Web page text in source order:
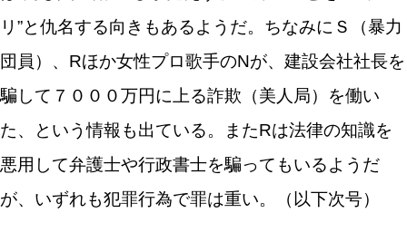
リ”と仇名する向きもあるようだ。ちなみにＳ（暴力
団員）、Rほか女性プロ歌手のNが、建設会社社長を
騙して７０００万円に上る詐欺（美人局）を働い
た、という情報も出ている。またRは法律の知識を
悪用して弁護士や行政書士を騙ってもいるようだ
が、いずれも犯罪行為で罪は重い。（以下次号）